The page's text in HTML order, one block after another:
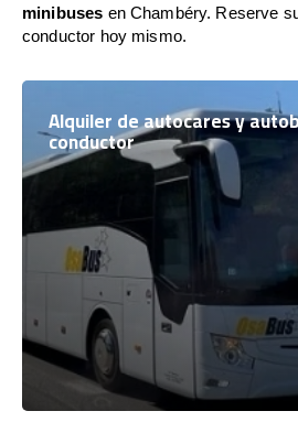
minibuses en Chambéry. Reserve
conductor hoy mismo.
Alquiler de autocares y
conductor